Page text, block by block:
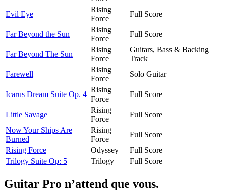
Evil Eye
Rising
Force
Full Score
Far Beyond the Sun
Rising
Force
Full Score
Far Beyond The Sun
Rising
Force
Guitars, Bass & Backing
Track
Farewell
Rising
Force
Solo Guitar
Icarus Dream Suite Op. 4
Rising
Force
Full Score
Little Savage
Rising
Force
Full Score
Now Your Ships Are
Burned
Rising
Force
Full Score
Rising Force
Odyssey
Full Score
Trilogy Suite Op: 5
Trilogy Full Score
Guitar Pro n’attend que vous.